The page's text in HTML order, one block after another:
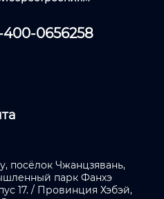
400-0656258
посёлок Чжанцзявань,
парк Фанхэ
17. / Провинция Хэбэй,